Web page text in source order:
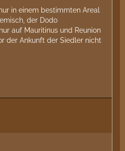
in einem bestimmten Areal
der Dodo
auf Mauritinus und Reunion
der Ankunft der Siedler nicht